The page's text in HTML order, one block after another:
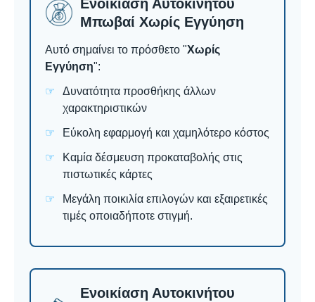
Ενοικίαση Αυτοκινήτου
Μπωβαί Χωρίς Εγγύηση
Αυτό σημαίνει το πρόσθετο "Χωρίς
Εγγύηση":
Δυνατότητα προσθήκης άλλων
χαρακτηριστικών
Εύκολη εφαρμογή και χαμηλότερο κόστος
Καμία δέσμευση προκαταβολής στις
πιστωτικές κάρτες
Μεγάλη ποικιλία επιλογών και εξαιρετικές
τιμές οποιαδήποτε στιγμή.
Ενοικίαση Αυτοκινήτου